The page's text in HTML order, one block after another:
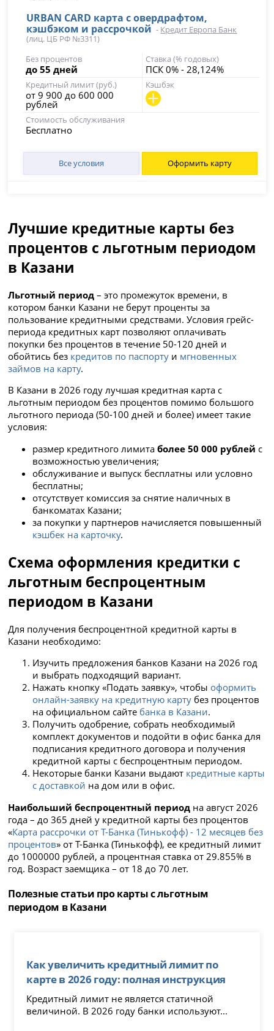
URBAN CARD карта с овердрафтом,
кэшбэком и рассрочкой - Кредит Европа Банк
(лиц. ЦБ РФ №3311)
Без процентов
до 55 дней
Ставка (% годовых)
ПСК 0% - 28,124%
Кредитный лимит (руб.)
от 9 900 до 600 000
рублей
Кэшбэк
Стоимость обслуживания
Бесплатно
Все условия Оформить карту
Лучшие кредитные карты без
процентов с льготным периодом
в Казани
Льготный период – это промежуток времени, в
котором банки Казани не берут проценты за
пользование кредитными средствами. Условия грейс-
периода кредитных карт позволяют оплачивать
покупки без процентов в течение 50-120 дней и
обойтись без кредитов по паспорту и мгновенных
займов на карту.
В Казани в 2026 году лучшая кредитная карта с
льготным периодом без процентов помимо большого
льготного периода (50-100 дней и более) имеет такие
условия:
размер кредитного лимитаболее 50 000 рублей с
возможностью увеличения;
обслуживание и выпуск бесплатны или условно
бесплатны;
отсутствует комиссия за снятие наличных в
банкоматах Казани;
за покупки у партнеров начисляется повышенный
кэшбек на карточку.
Схема оформления кредитки с
льготным беспроцентным
периодом в Казани
Для получения беспроцентной кредитной карты в
Казани необходимо:
Изучить предложения банков Казани на 2026 год
и выбрать подходящий вариант.
Нажать кнопку «Подать заявку», чтобы оформить
онлайн-заявку на кредитную карту без процентов
на официальном сайте банка в Казани.
Получить одобрение, собрать необходимый
комплект документов и подойти в офис банка для
подписания кредитного договора и получения
кредитной карты с беспроцентным периодом.
Некоторые банки Казани выдают кредитные карты
с доставкой на дом или в офис.
Наибольший беспроцентный период на август 2026
года – до 365 дней у кредитной карты без процентов
«Карта рассрочки от Т-Банка (Тинькофф) - 12 месяцев без
процентов» от Т-Банка (Тинькофф), ее кредитный лимит
до 1000000 рублей, а процентная ставка от 29.855% в
год. Возраст заемщика – от 18 до 70 лет.
Полезные статьи про карты с льготным
периодом в Казани
Как увеличить кредитный лимит по
карте в 2026 году: полная инструкция
Кредитный лимит не является статичной
величиной. В 2026 году банки используют...